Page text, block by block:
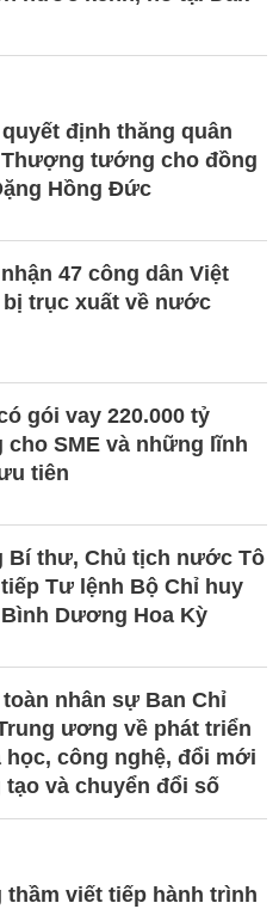
định thăng quân
Thượng tướng cho đồng
Hồng Đức
47 công dân Việt
bị trục xuất về nước
gói vay 220.000 tỷ
cho SME và những lĩnh
tiên
Bí thư, Chủ tịch nước Tô
Tư lệnh Bộ Chỉ huy
Dương Hoa Kỳ
nhân sự Ban Chỉ
ương về phát triển
học, công nghệ, đổi mới
tạo và chuyển đổi số
thầm viết tiếp hành trình